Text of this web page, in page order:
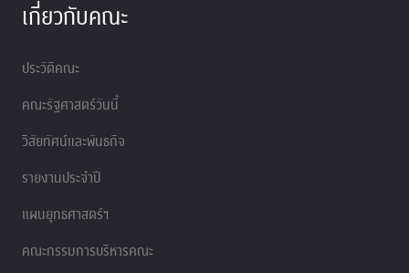
เกี่ยวกับคณะ
ประวัติคณะ
คณะรัฐศาสตร์วันนี้
วิสัยทัศน์และพันธกิจ
รายงานประจำปี
แผนยุทธศาสตร์ฯ
คณะกรรมการบริหารคณะ